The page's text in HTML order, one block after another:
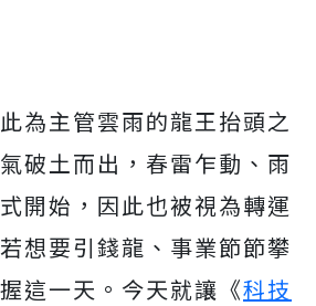
為主管雲雨的龍王抬頭之
破土而出，春雷乍動、雨
開始，因此也被視為轉運
想要引錢龍、事業節節攀
這一天。今天就讓《科技